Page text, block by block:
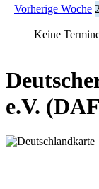
Vorherige Woche
Keine
e.V.